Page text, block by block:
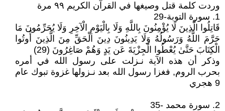
وردت كلمة قتل وصيغها في القرآن الكريم ٩٩ مرة
1. سورة التوبة-29
قَاتِلُوا الَّذِينَ لَا يُؤْمِنُونَ بِاللَّهِ وَلَا بِالْيَوْمِ الْآخِرِ وَلَا يُحَرِّمُونَ مَا
حَرَّمَ اللَّهُ وَرَسُولُهُ وَلَا يَدِينُونَ دِينَ الْحَقِّ مِنَ الَّذِينَ أُوتُوا
الْكِتَابَ حَتَّىٰ يُعْطُوا الْجِزْيَةَ عَن يَدٍ وَهُمْ صَاغِرُونَ (29)
وذكر أن هذه الآية نـزلت على رسول الله في أمره
بحرب الروم, فغزا رسول الله بعد نـزولها غزوة تبوك عام
9 هجري
2. سورة محمد -35